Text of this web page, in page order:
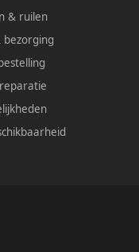
& ruilen
bezorging